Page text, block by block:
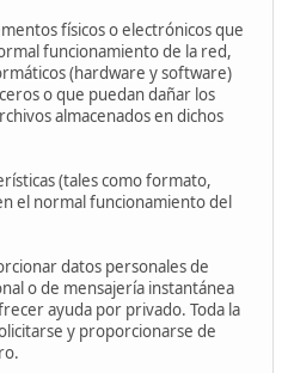
físicos o electrónicos que
funcionamiento de la red,
(hardware y software)
o que puedan dañar los
almacenados en dichos
(tales como formato,
el normal funcionamiento del
datos personales de
o de mensajería instantánea
ayuda por privado. Toda la
y proporcionarse de